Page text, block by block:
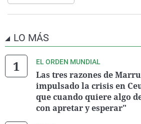
LO MÁS
EL ORDEN MUNDIAL
Las tres razones de
impulsado la crisis en
que cuando quiere algo
con apretar y esperar"